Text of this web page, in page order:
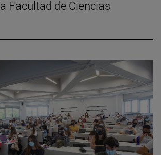
Facultad de Ciencias